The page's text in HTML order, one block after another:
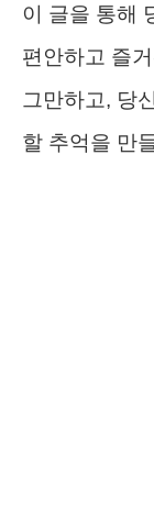
이 글을 통해
편안하고 즐
그만하고, 당
할 추억을 만